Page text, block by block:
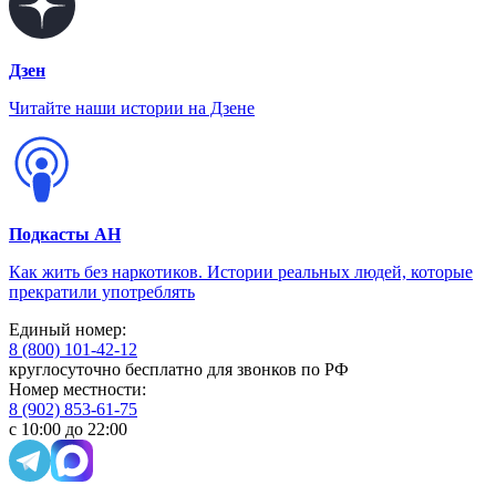
Дзен
Читайте наши истории на Дзене
Подкасты АН
Как жить без наркотиков. Истории реальных людей, которые
прекратили употреблять
Единый номер:
8 (800) 101-42-12
круглосуточно бесплатно для звонков по РФ
Номер местности:
8 (902) 853-61-75
с 10:00 до 22:00